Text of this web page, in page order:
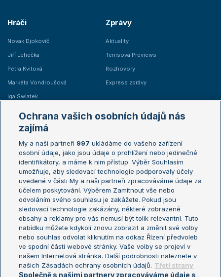
Hráči
Novak Djokovič
Jiří Lehečka
Petra Kvitová
Markéta Vondroušová
Iga Swiatek
Zprávy
Aktuality
Tenisová Previews
Rozhovory
Express zprávy
Žebříčky
Žebříček ATP (muži)
Žebříček WTA (ženy)
Sázkařský žebříček
Australian Open
French Open
Wimbledon
US Open
Turnaj mistrů
Turnaj mistryň
Aktualní trendy
Fotbalové přestupy
Livesport Daily
LS Prague Open
Ochrana vašich osobních údajů nás
zajímá
My a naši partneři 997 ukládáme do vašeho zařízení
osobní údaje, jako jsou údaje o prohlížení nebo jedinečné
identifikátory, a máme k nim přístup. Výběr Souhlasím
umožňuje, aby sledovací technologie podporovaly účely
uvedené v části My a naši partneři zpracováváme údaje za
účelem poskytování. Výběrem Zamítnout vše nebo
odvoláním svého souhlasu je zakážete. Pokud jsou
sledovací technologie zakázány, některé zobrazené
obsahy a reklamy pro vás nemusí být tolik relevantní. Tuto
nabídku můžete kdykoli znovu zobrazit a změnit své volby
nebo souhlas odvolat kliknutím na odkaz Řízení předvoleb
ve spodní části webové stránky. Vaše volby se projeví v
našem Internetová stránka. Další podrobnosti naleznete v
našich Zásadách ochrany osobních údajů. Třetí strany
Společně s našimi partnery zpracováváme údaje s